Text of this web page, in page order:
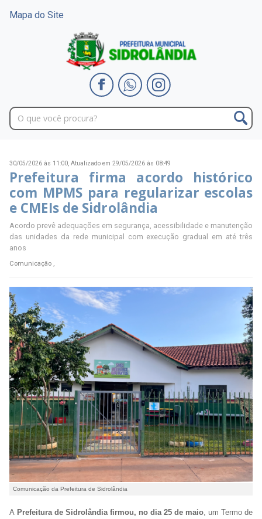
Mapa do Site
30/05/2026 às 11:00, Atualizado em 29/05/2026 às 08:49
Prefeitura firma acordo histórico
com MPMS para regularizar escolas
e CMEIs de Sidrolândia
Acordo prevê adequações em segurança, acessibilidade e manutenção
das unidades da rede municipal com execução gradual em até três
anos
Comunicação ,
Comunicação da Prefeitura de Sidrolândia
A Prefeitura de Sidrolândia firmou, no dia 25 de maio, um Termo de